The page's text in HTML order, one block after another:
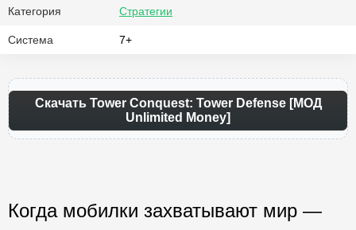
Категория Стратегии
Система 7+
Скачать Tower Conquest: Tower Defense [МОД
Unlimited Money]
Когда мобилки захватывают мир —